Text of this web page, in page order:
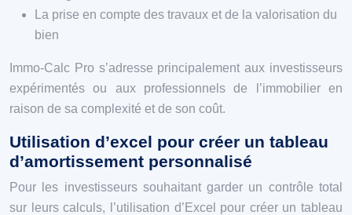
La prise en compte des travaux et de la valorisation du
bien
Immo-Calc Pro s’adresse principalement aux investisseurs
expérimentés ou aux professionnels de l’immobilier en
raison de sa complexité et de son coût.
Utilisation d’excel pour créer un tableau
d’amortissement personnalisé
Pour les investisseurs souhaitant garder un contrôle total
sur leurs calculs, l’utilisation d’Excel pour créer un tableau